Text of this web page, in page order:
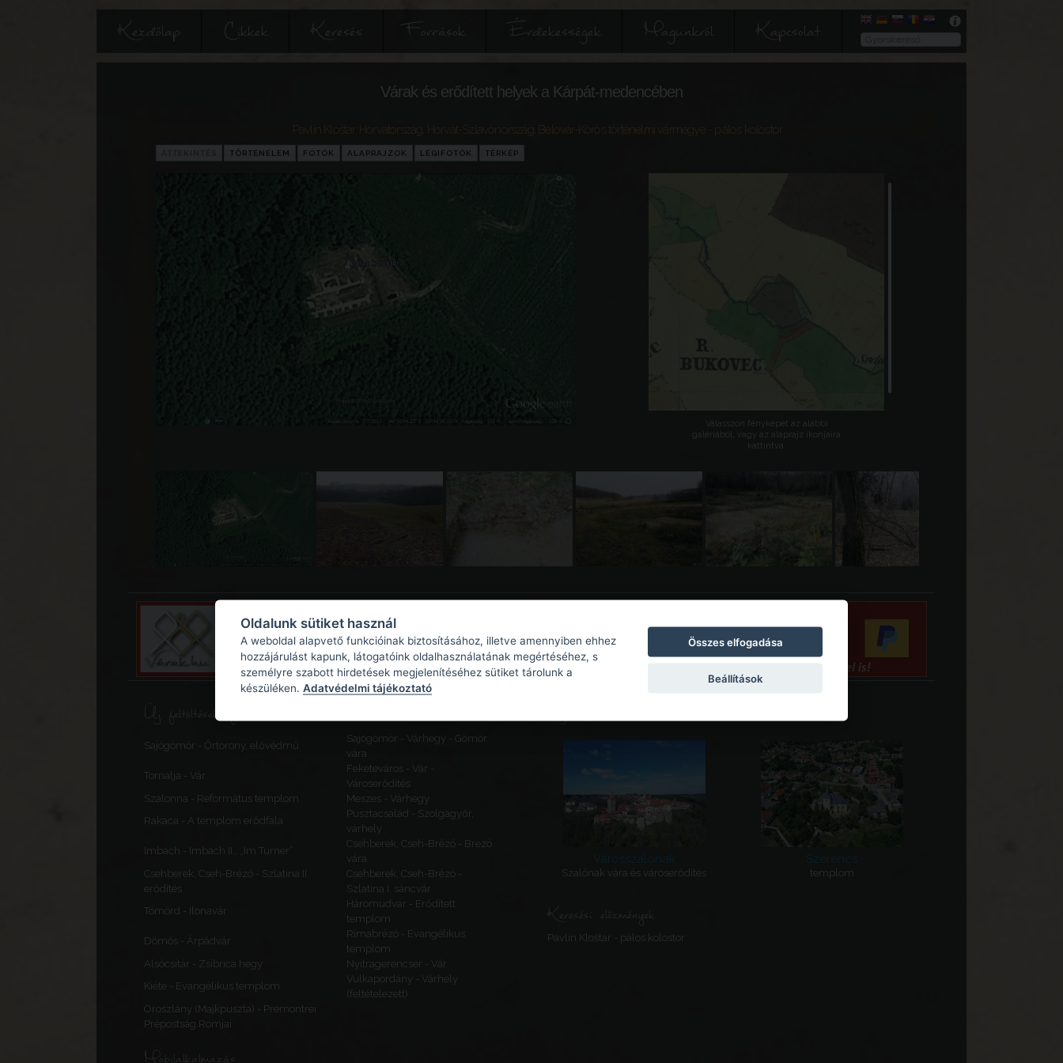
Kezdőlap Cikkek Keresés Források Érdekességek Magunkról Kapcsolat
Várak és erődített helyek a Kárpát-medencében
Pavlin Kloštar Horvátország Horvát-Szlavónország Belovár-Körös történelmi vármegye - pálos kolostor
TÖRTÉNELEM FOTÓK ALAPRAJZOK LÉGIFOTÓK TÉRKÉP
Válasszon fényképet az alábbi
galériából, vagy az alaprajz ikonjaira
kattintva.
Új feltöltések, frissítések
Sajógömör - Őrtorony, elővédmű
Sajógömör - Várhegy - Gömör
vára
Tornalja - Vár
Feketeváros - Vár -
Városerődítés
Szalonna - Református templom
Meszes - Várhegy
Rakaca - A templom erődfala
Pusztacsalád - Szolgagyőr,
várhely
Imbach - Imbach II., „Im Turner”
Csehberek, Cseh-Brézó - Brezó
vára
Csehberek, Cseh-Brézó - Szlatina II.
erődítés
Csehberek, Cseh-Brézó -
Szlatina I. sáncvár
Tömörd - Ilonavár
Háromudvar - Erődített
templom
Dömös - Árpádvár
Rimabrézó - Evangélikus
templom
Alsócsitár - Zsibrica hegy
Nyitragerencsér - Vár
Kiéte - Evangélikus templom
Vulkapordány - Várhely
(feltételezett)
Oroszlány (Majkpuszta) - Premontrei
Prépostság Romjai
Mobilalkalmazás
Városszalónak
Szalónak vára és városerődítés
Szerencs
templom
Keresési előzmények
Pavlin Kloštar - pálos kolostor
Oldalunk sütiket használ
A weboldal alapvető funkcióinak biztosításához, illetve amennyiben ehhez
hozzájárulást kapunk, látogatóink oldalhasználatának megértéséhez, s
személyre szabott hirdetések megjelenítéséhez sütiket tárolunk a
készüléken. Adatvédelmi tájékoztató
Összes elfogadása
Beállítások